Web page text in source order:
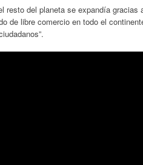
resto del planeta se expandía
de libre comercio en todo el